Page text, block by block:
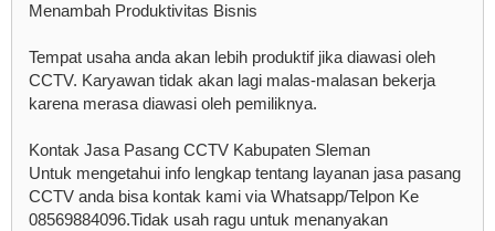
Menambah Produktivitas Bisnis
Tempat usaha anda akan lebih produktif jika diawasi oleh
CCTV. Karyawan tidak akan lagi malas-malasan bekerja
karena merasa diawasi oleh pemiliknya.
Kontak Jasa Pasang CCTV Kabupaten Sleman
Untuk mengetahui info lengkap tentang layanan jasa pasang
CCTV anda bisa kontak kami via Whatsapp/Telpon Ke
08569884096.Tidak usah ragu untuk menanyakan